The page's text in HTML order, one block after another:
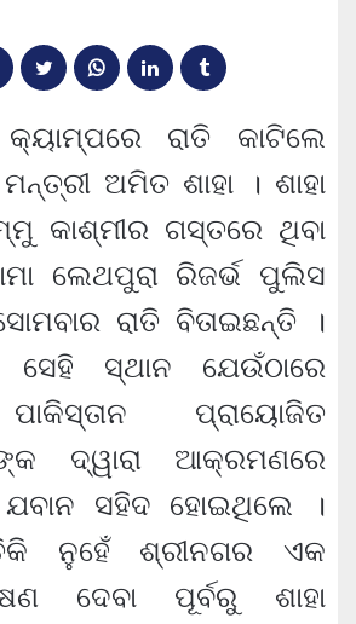
ରାତି କାଟିଲେ
ଅମିତ ଶାହା । ଶାହା
କାଶ୍ମୀର ଗସ୍ତରେ ଥିବା
ଲେଥପୁରା ରିଜର୍ଭ ପୁଲିସ
ରାତି ବିତାଇଛନ୍ତି ।
ସେହି ସ୍ଥାନ ଯେଉଁଠାରେ
ପ୍ରାୟୋଜିତ
ଦ୍ୱାରା ଆକ୍ରମଣରେ
ସହିଦ ହୋଇଥିଲେ ।
ନୁହେଁ ଶ୍ରୀନଗର ଏକ
ଦେବା ପୂର୍ବରୁ ଶାହା